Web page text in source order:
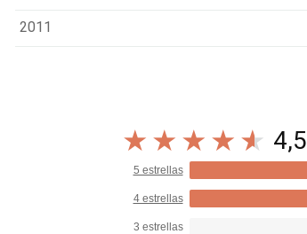
2011
4,5
5 estrellas
4 estrellas
3 estrellas